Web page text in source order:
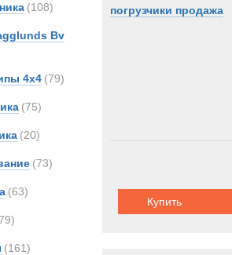
(108)
Bv
4х4 (79)
(75)
(20)
(73)
(63)
(161)
погрузчики продажа
Купить